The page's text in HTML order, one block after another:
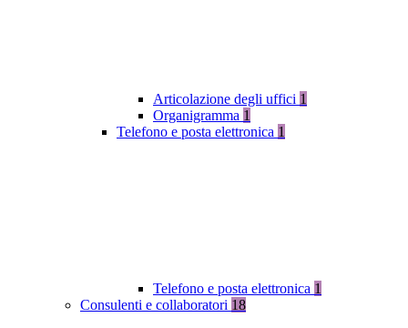
Articolazione degli uffici 1
Organigramma 1
Telefono e posta elettronica 1
Telefono e posta elettronica 1
Consulenti e collaboratori 18